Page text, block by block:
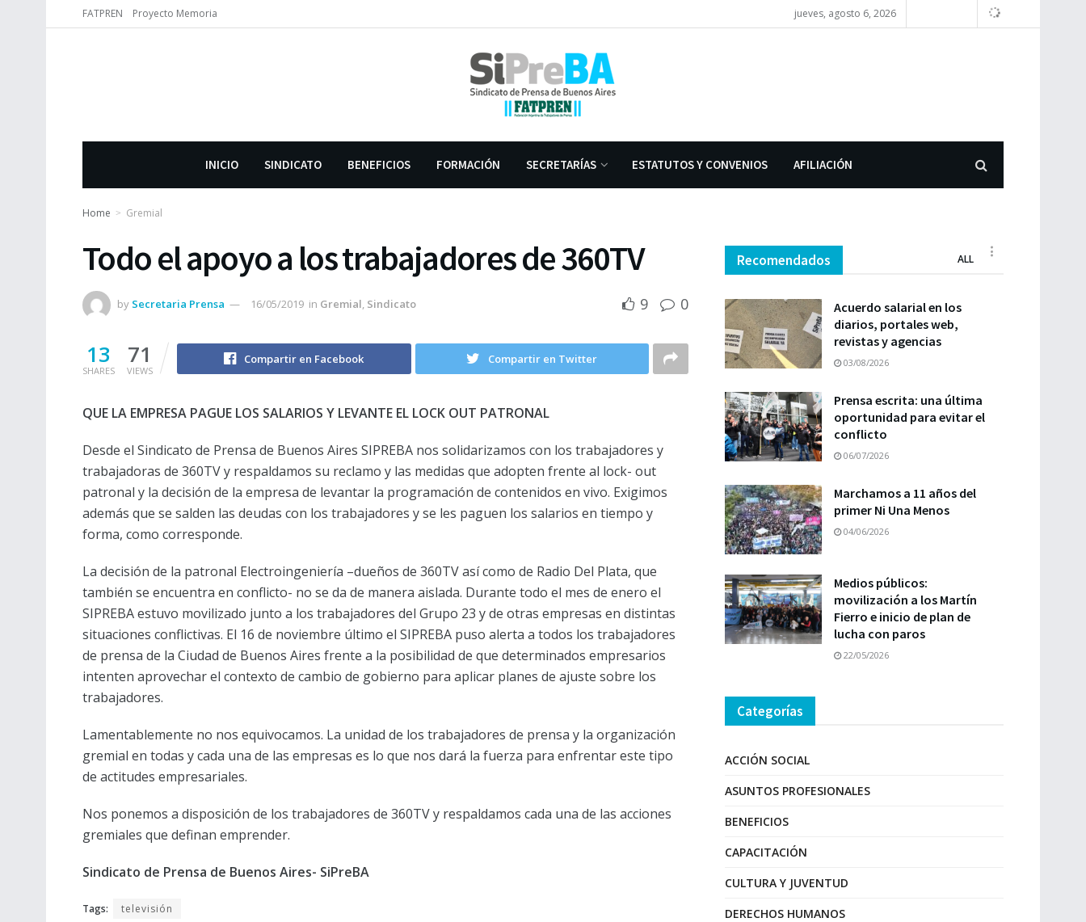
FATPREN Proyecto Memoria jueves, agosto 6, 2026
INICIO SINDICATO BENEFICIOS FORMACIÓN SECRETARÍAS ESTATUTOS Y CONVENIOS AFILIACIÓN
Home Gremial
Todo el apoyo a los trabajadores de 360TV
by Secretaria Prensa 16/05/2019 in Gremial, Sindicato 9 0
13
SHARES
71
VIEWS
Compartir en Facebook Compartir en Twitter
QUE LA EMPRESA PAGUE LOS SALARIOS Y LEVANTE EL LOCK OUT PATRONAL
Desde el Sindicato de Prensa de Buenos Aires SIPREBA nos solidarizamos con los trabajadores y
trabajadoras de 360TV y respaldamos su reclamo y las medidas que adopten frente al lock- out
patronal y la decisión de la empresa de levantar la programación de contenidos en vivo. Exigimos
además que se salden las deudas con los trabajadores y se les paguen los salarios en tiempo y
forma, como corresponde.
La decisión de la patronal Electroingeniería –dueños de 360TV así como de Radio Del Plata, que
también se encuentra en conflicto- no se da de manera aislada. Durante todo el mes de enero el
SIPREBA estuvo movilizado junto a los trabajadores del Grupo 23 y de otras empresas en distintas
situaciones conflictivas. El 16 de noviembre último el SIPREBA puso alerta a todos los trabajadores
de prensa de la Ciudad de Buenos Aires frente a la posibilidad de que determinados empresarios
intenten aprovechar el contexto de cambio de gobierno para aplicar planes de ajuste sobre los
trabajadores.
Lamentablemente no nos equivocamos. La unidad de los trabajadores de prensa y la organización
gremial en todas y cada una de las empresas es lo que nos dará la fuerza para enfrentar este tipo
de actitudes empresariales.
Nos ponemos a disposición de los trabajadores de 360TV y respaldamos cada una de las acciones
gremiales que definan emprender.
Sindicato de Prensa de Buenos Aires- SiPreBA
Tags: televisión
Recomendados ALL
Acuerdo salarial en los
diarios, portales web,
revistas y agencias
03/08/2026
Prensa escrita: una última
oportunidad para evitar el
conflicto
06/07/2026
Marchamos a 11 años del
primer Ni Una Menos
04/06/2026
Medios públicos:
movilización a los Martín
Fierro e inicio de plan de
lucha con paros
22/05/2026
Categorías
ACCIÓN SOCIAL
ASUNTOS PROFESIONALES
BENEFICIOS
CAPACITACIÓN
CULTURA Y JUVENTUD
DERECHOS HUMANOS